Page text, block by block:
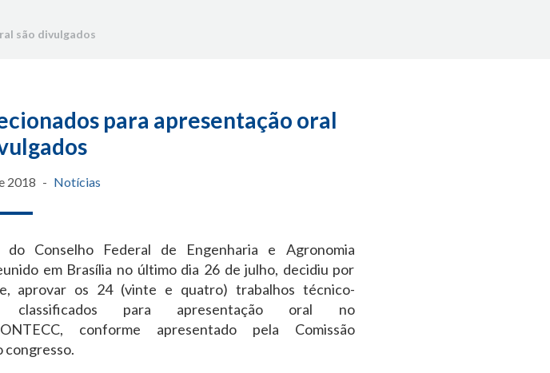
são divulgados
para apresentação oral
2018 Notícias
do Conselho Federal de Engenharia e Agronomia
em Brasília no último dia 26 de julho, decidiu por
aprovar os 24 (vinte e quatro) trabalhos técnico-
classificados para apresentação oral no
conforme apresentado pela Comissão
congresso.